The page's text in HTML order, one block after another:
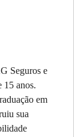
Seguros e
15 anos.
em
sua